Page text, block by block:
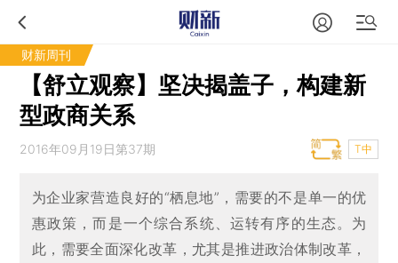
财新周刊
【舒立观察】坚决揭盖子，构建新
型政商关系
2016年09月19日第37期 T中
为企业家营造良好的“栖息地”，需要的不是单一的优
惠政策，而是一个综合系统、运转有序的生态。为
此，需要全面深化改革，尤其是推进政治体制改革，